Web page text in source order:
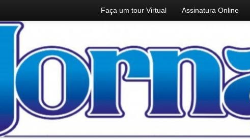
Faça um tour Virtual Assinatura Online